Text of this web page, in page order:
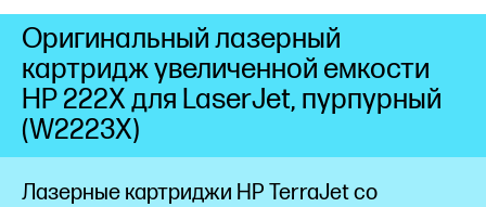
Лазерные картриджи HP TerraJet со
Оригинальный лазерный
картридж увеличенной емкости
HP 222X для LaserJet, пурпурный
(W2223X)